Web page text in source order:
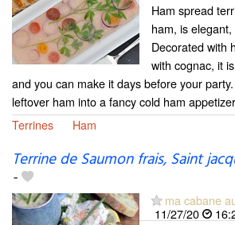
Ham spread
ham, is
Decorated with
with cognac, it
and you can make it days before your
leftover ham into a fancy cold ham
Terrines
Ham
Terrine de Saumon frais, Saint
-
ma cabane
11/27/20